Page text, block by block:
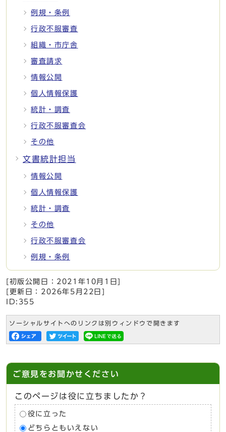
例規・条例
行政不服審査
組織・市庁舎
審査請求
情報公開
個人情報保護
統計・調査
行政不服審査会
その他
文書統計担当
情報公開
個人情報保護
統計・調査
その他
行政不服審査会
例規・条例
[初版公開日： 2021年10月1日
[更新日： 2026年5月22日
ID:355
ソーシャルサイトへのリンクは別ウィンドウで開きます
ご意見をお聞かせください
このページは役に立ちましたか？
役に立った
どちらともいえない